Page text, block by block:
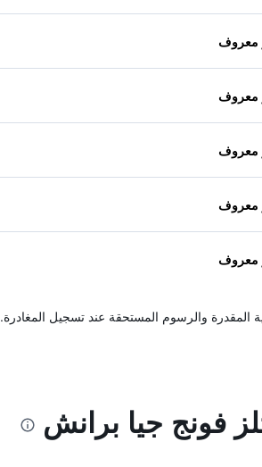
المقدرة والرسوم المستحقة عند تسجيل المغادرة.
فونج جيا برانش